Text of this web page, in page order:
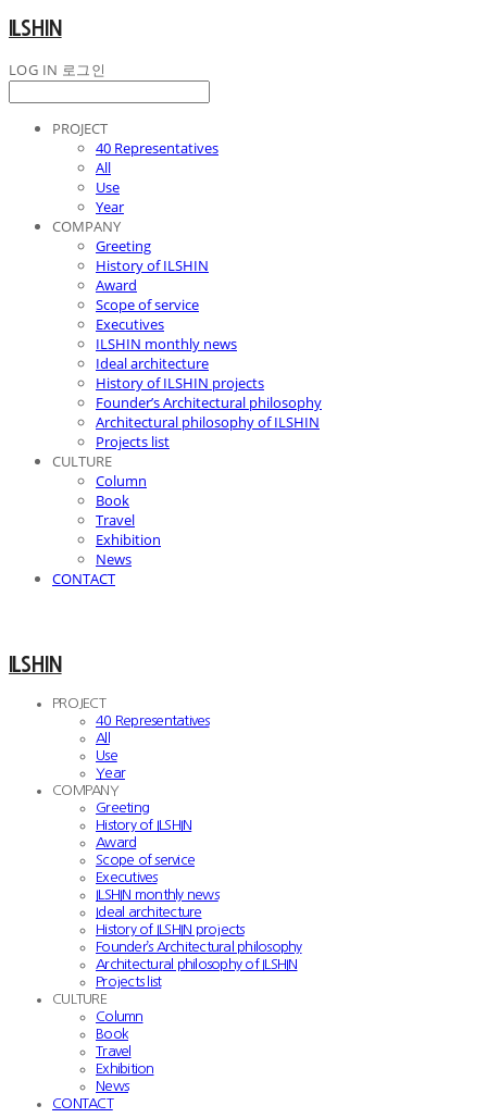
ILSHIN
LOG IN 로그인
PROJECT
40 Representatives
All
Use
Year
COMPANY
Greeting
History of ILSHIN
Award
Scope of service
Executives
ILSHIN monthly news
Ideal architecture
History of ILSHIN projects
Founder’s Architectural philosophy
Architectural philosophy of ILSHIN
Projects list
CULTURE
Column
Book
Travel
Exhibition
News
CONTACT
ILSHIN
PROJECT
40 Representatives
All
Use
Year
COMPANY
Greeting
History of ILSHIN
Award
Scope of service
Executives
ILSHIN monthly news
Ideal architecture
History of ILSHIN projects
Founder’s Architectural philosophy
Architectural philosophy of ILSHIN
Projects list
CULTURE
Column
Book
Travel
Exhibition
News
CONTACT